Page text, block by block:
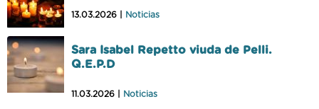
13.03.2026 | Noticias
Sara Isabel Repetto viuda de Pelli.
Q.E.P.D
11.03.2026 | Noticias